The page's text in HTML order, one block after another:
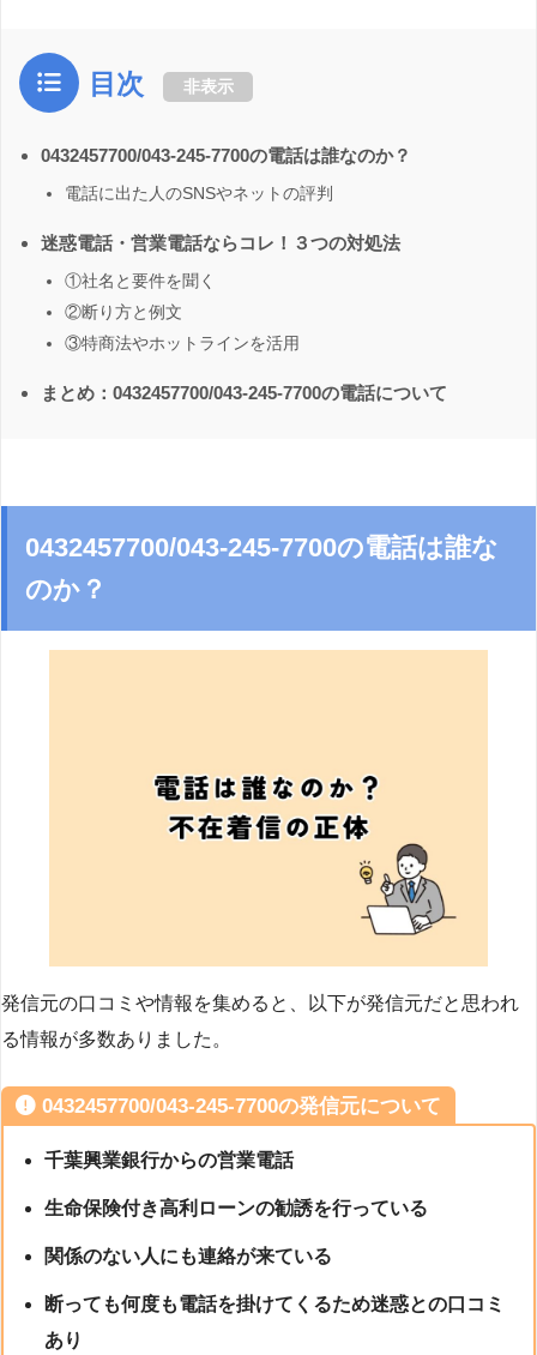
目次 非表示
0432457700/043-245-7700の電話は誰なのか？
電話に出た人のSNSやネットの評判
迷惑電話・営業電話ならコレ！３つの対処法
①社名と要件を聞く
②断り方と例文
③特商法やホットラインを活用
まとめ：0432457700/043-245-7700の電話について
0432457700/043-245-7700の電話は誰な
のか？
発信元の口コミや情報を集めると、以下が発信元だと思われ
る情報が多数ありました。
0432457700/043-245-7700の発信元について
千葉興業銀行からの営業電話
生命保険付き高利ローンの勧誘を行っている
関係のない人にも連絡が来ている
断っても何度も電話を掛けてくるため迷惑との口コミ
あり